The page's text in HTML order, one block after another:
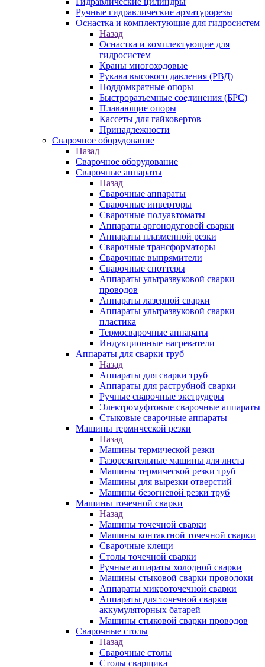
Ручные гидравлические арматурорезы
Оснастка и комплектующие для гидросистем
Назад
Оснастка и комплектующие для
гидросистем
Краны многоходовые
Рукава высокого давления (РВД)
Поддомкратные опоры
Быстроразъемные соединения (БРС)
Плавающие опоры
Кассеты для гайковертов
Принадлежности
Сварочное оборудование
Назад
Сварочное оборудование
Сварочные аппараты
Назад
Сварочные аппараты
Сварочные инверторы
Сварочные полуавтоматы
Аппараты аргонодуговой сварки
Аппараты плазменной резки
Сварочные трансформаторы
Сварочные выпрямители
Сварочные споттеры
Аппараты ультразвуковой сварки
проводов
Аппараты лазерной сварки
Аппараты ультразвуковой сварки
пластика
Термосварочные аппараты
Индукционные нагреватели
Аппараты для сварки труб
Назад
Аппараты для сварки труб
Аппараты для раструбной сварки
Ручные сварочные экструдеры
Электромуфтовые сварочные аппараты
Стыковые сварочные аппараты
Машины термической резки
Назад
Машины термической резки
Газорезательные машины для листа
Машины термической резки труб
Машины для вырезки отверстий
Машины безогневой резки труб
Машины точечной сварки
Назад
Машины точечной сварки
Машины контактной точечной сварки
Сварочные клещи
Столы точечной сварки
Ручные аппараты холодной сварки
Машины стыковой сварки проволоки
Аппараты микроточечной сварки
Аппараты для точечной сварки
аккумуляторных батарей
Машины стыковой сварки проводов
Сварочные столы
Назад
Сварочные столы
Столы сварщика